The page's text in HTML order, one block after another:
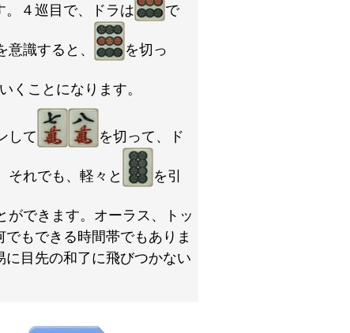
。４巡目で、ドラは で
識すると、 を切っ
くことになります。
して を切って、ド
それでも、軽々と を引
ができます。オーラス、トッ
もできる時間帯でもありま
目先の和了に飛びつかない